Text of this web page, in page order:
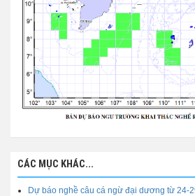
CÁC MỤC KHÁC...
Dự báo nghề câu cá ngừ đại dương từ 24-